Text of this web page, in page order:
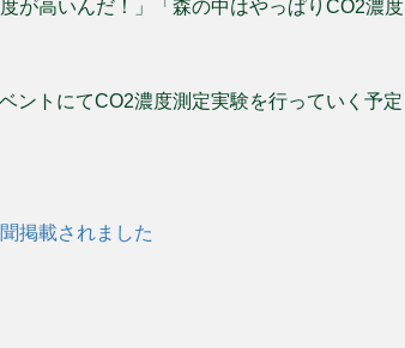
が高いんだ！」「森の中はやっぱりCO2濃度
ントにてCO2濃度測定実験を行っていく予定
掲載されました